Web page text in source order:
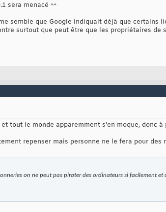
sera menacé ^^
semble que Google indiquait déjà que certains
surtout que peut être que les propriétaires de
tout le monde apparemment s'en moque, donc
repenser mais personne ne le fera pour des
on ne peut pas pirater des ordinateurs si facilement